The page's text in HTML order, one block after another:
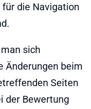
die Navigation
sich
Änderungen beim
Seiten
der Bewertung